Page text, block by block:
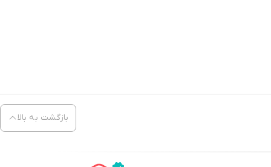
بازگشت به بالا